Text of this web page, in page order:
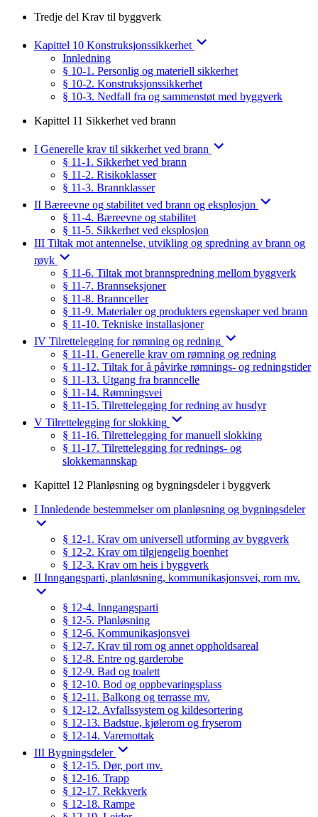
Tredje del Krav til byggverk
Kapittel 10 Konstruksjonssikkerhet
Innledning
§ 10-1. Personlig og materiell sikkerhet
§ 10-2. Konstruksjonssikkerhet
§ 10-3. Nedfall fra og sammenstøt med byggverk
Kapittel 11 Sikkerhet ved brann
I Generelle krav til sikkerhet ved brann
§ 11-1. Sikkerhet ved brann
§ 11-2. Risikoklasser
§ 11-3. Brannklasser
II Bæreevne og stabilitet ved brann og eksplosjon
§ 11-4. Bæreevne og stabilitet
§ 11-5. Sikkerhet ved eksplosjon
III Tiltak mot antennelse, utvikling og spredning av brann og
røyk
§ 11-6. Tiltak mot brannspredning mellom byggverk
§ 11-7. Brannseksjoner
§ 11-8. Brannceller
§ 11-9. Materialer og produkters egenskaper ved brann
§ 11-10. Tekniske installasjoner
IV Tilrettelegging for rømning og redning
§ 11-11. Generelle krav om rømning og redning
§ 11-12. Tiltak for å påvirke rømnings- og redningstider
§ 11-13. Utgang fra branncelle
§ 11-14. Rømningsvei
§ 11-15. Tilrettelegging for redning av husdyr
V Tilrettelegging for slokking
§ 11-16. Tilrettelegging for manuell slokking
§ 11-17. Tilrettelegging for rednings- og
slokkemannskap
Kapittel 12 Planløsning og bygningsdeler i byggverk
I Innledende bestemmelser om planløsning og bygningsdeler
§ 12-1. Krav om universell utforming av byggverk
§ 12-2. Krav om tilgjengelig boenhet
§ 12-3. Krav om heis i byggverk
II Inngangsparti, planløsning, kommunikasjonsvei, rom mv.
§ 12-4. Inngangsparti
§ 12-5. Planløsning
§ 12-6. Kommunikasjonsvei
§ 12-7. Krav til rom og annet oppholdsareal
§ 12-8. Entre og garderobe
§ 12-9. Bad og toalett
§ 12-10. Bod og oppbevaringsplass
§ 12-11. Balkong og terrasse mv.
§ 12-12. Avfallssystem og kildesortering
§ 12-13. Badstue, kjølerom og fryserom
§ 12-14. Varemottak
III Bygningsdeler
§ 12-15. Dør, port mv.
§ 12-16. Trapp
§ 12-17. Rekkverk
§ 12-18. Rampe